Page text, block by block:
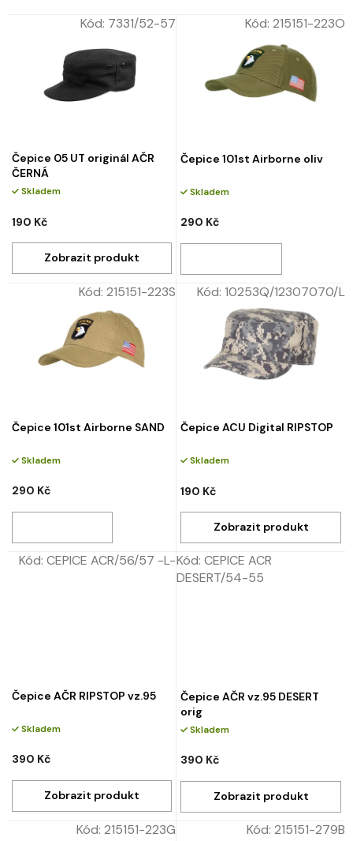
Čepice 05 UT originál AČR
ČERNÁ
Skladem
190 Kč
Kód: 7331/52-57
Čepice 101st Airborne oliv
Skladem
290 Kč
Kód: 215151-223O
Čepice 101st Airborne SAND
Skladem
290 Kč
Kód: 215151-223S
Čepice ACU Digital RIPSTOP
Skladem
190 Kč
Kód: 10253Q/12307070/L
Čepice AČR RIPSTOP vz.95
Skladem
390 Kč
Kód: CEPICE ACR/56/57 -L-
Čepice AČR vz.95 DESERT
orig
Skladem
390 Kč
Kód: CEPICE ACR
DESERT/54-55
Kód: 215151-223G Kód: 215151-279B